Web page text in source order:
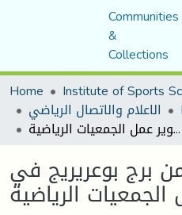
Communities
&
Collections
Home
الاعلام والاتصال الرياضي
دور اذاعة الجزائر من برج بوعريريج في تطوير عمل الجمعيات الرياضية
برج بوعريريج في
الرياضية